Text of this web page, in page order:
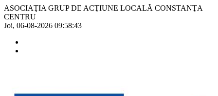
ASOCIAŢIA GRUP DE ACŢIUNE LOCALĂ CONSTANŢA
CENTRU
Joi, 06-08-2026 09:58:43